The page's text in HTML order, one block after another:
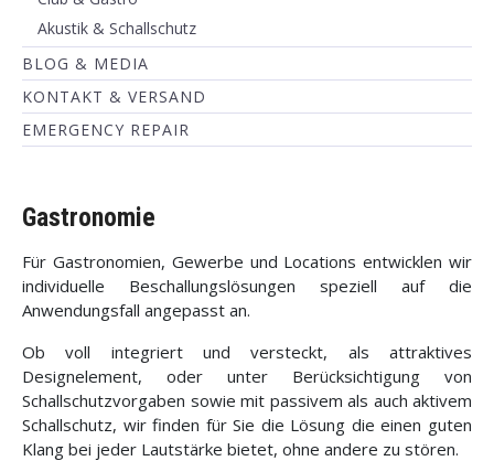
Akustik & Schallschutz
BLOG & MEDIA
KONTAKT & VERSAND
EMERGENCY REPAIR
Gastronomie
Für Gastronomien, Gewerbe und Locations entwicklen wir
individuelle Beschallungslösungen speziell auf die
Anwendungsfall angepasst an.
Ob voll integriert und versteckt, als attraktives
Designelement, oder unter Berücksichtigung von
Schallschutzvorgaben sowie mit passivem als auch aktivem
Schallschutz, wir finden für Sie die Lösung die einen guten
Klang bei jeder Lautstärke bietet, ohne andere zu stören.